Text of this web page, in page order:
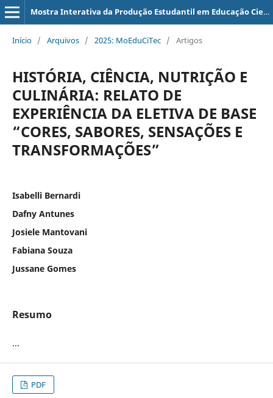
Mostra Interativa da Produção Estudantil em Educação Científica e Tecnológica
Início / Arquivos / 2025: MoEduCiTec / Artigos
HISTÓRIA, CIÊNCIA, NUTRIÇÃO E
CULINÁRIA: RELATO DE
EXPERIÊNCIA DA ELETIVA DE BASE
“CORES, SABORES, SENSAÇÕES E
TRANSFORMAÇÕES”
Isabelli Bernardi
Dafny Antunes
Josiele Mantovani
Fabiana Souza
Jussane Gomes
Resumo
...
PDF